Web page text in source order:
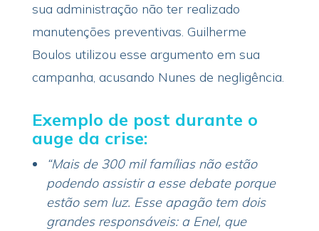
sua administração não ter realizado
manutenções preventivas. Guilherme
Boulos utilizou esse argumento em sua
campanha, acusando Nunes de negligência.
Exemplo de post durante o
auge da crise:
“Mais de 300 mil famílias não estão
podendo assistir a esse debate porque
estão sem luz. Esse apagão tem dois
grandes responsáveis: a Enel, que